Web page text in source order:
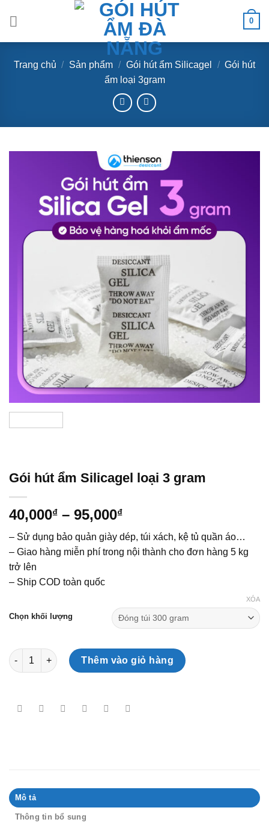
0
Trang chủ / Sản phẩm / Gói hút ẩm Silicagel / Gói hút
ẩm loại 3gram
Gói hút ẩm Silicagel loại 3 gram
40,000₫ – 95,000₫Khoảng
giá:
từ
40,000₫
– Sử dụng bảo quản giày dép, túi xách, kệ tủ quần áo…
– Giao hàng miễn phí trong nội thành cho đơn hàng 5 kg
trở lên
– Ship COD toàn quốc
Chọn khối lượng
XÓA
Gói hút ẩm Silicagel loại 3 gram số lượng
Thêm vào giỏ hàng
Mô tả
Thông tin bổ sung